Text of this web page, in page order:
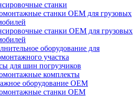
станки
станки ОЕМ для грузовых
станки ОЕМ для грузовых
оборудование для
участка
для шин погрузчиков
комплекты
оборудование ОЕМ
станки ОЕМ